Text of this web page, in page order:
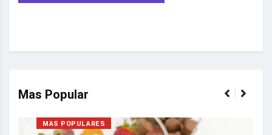
Mas Popular
MAS POPULARES